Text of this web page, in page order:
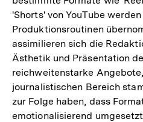
'Shorts' von YouTube
Produktionsroutinen
assimilieren sich die
Ästhetik und Präsentation
reichweitenstarke
journalistischen Bereich
zur Folge haben, dass
emotionalisierend